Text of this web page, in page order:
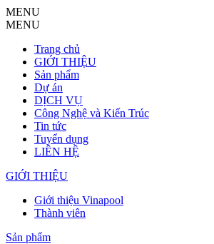
MENU
MENU
Trang chủ
GIỚI THIỆU
Sản phẩm
Dự án
DỊCH VỤ
Công Nghệ và Kiến Trúc
Tin tức
Tuyển dụng
LIÊN HỆ
GIỚI THIỆU
Giới thiệu Vinapool
Thành viên
Sản phẩm